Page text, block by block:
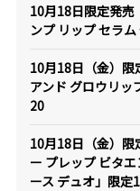
10月18日限定発売
ンプ リップ セラ
10月18日（金）限
アンド グロウリッ
20
10月18日（金）限
ー プレップ ビタ
ース デュオ」限定